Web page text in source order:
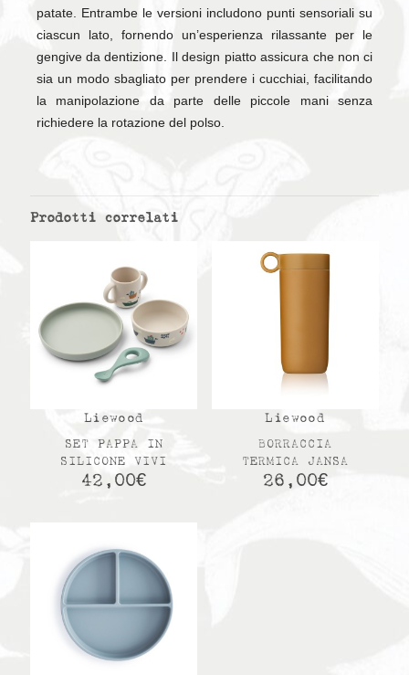
patate. Entrambe le versioni includono punti sensoriali su
ciascun lato, fornendo un’esperienza rilassante per le
gengive da dentizione. Il design piatto assicura che non ci
sia un modo sbagliato per prendere i cucchiai, facilitando
la manipolazione da parte delle piccole mani senza
richiedere la rotazione del polso.
Prodotti correlati
Liewood
SET PAPPA IN
SILICONE VIVI
42,00€
Liewood
BORRACCIA
TERMICA JANSA
26,00€